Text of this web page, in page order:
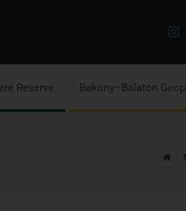
Reserve Bakony–Balaton